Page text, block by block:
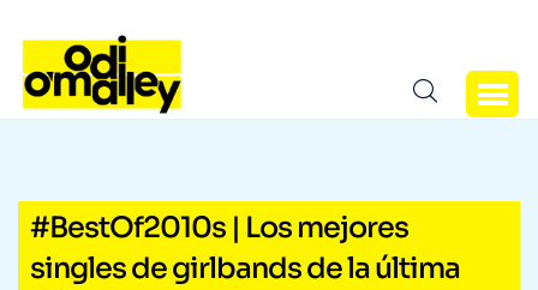
#BestOf2010s | Los mejores
singles de girlbands de la última